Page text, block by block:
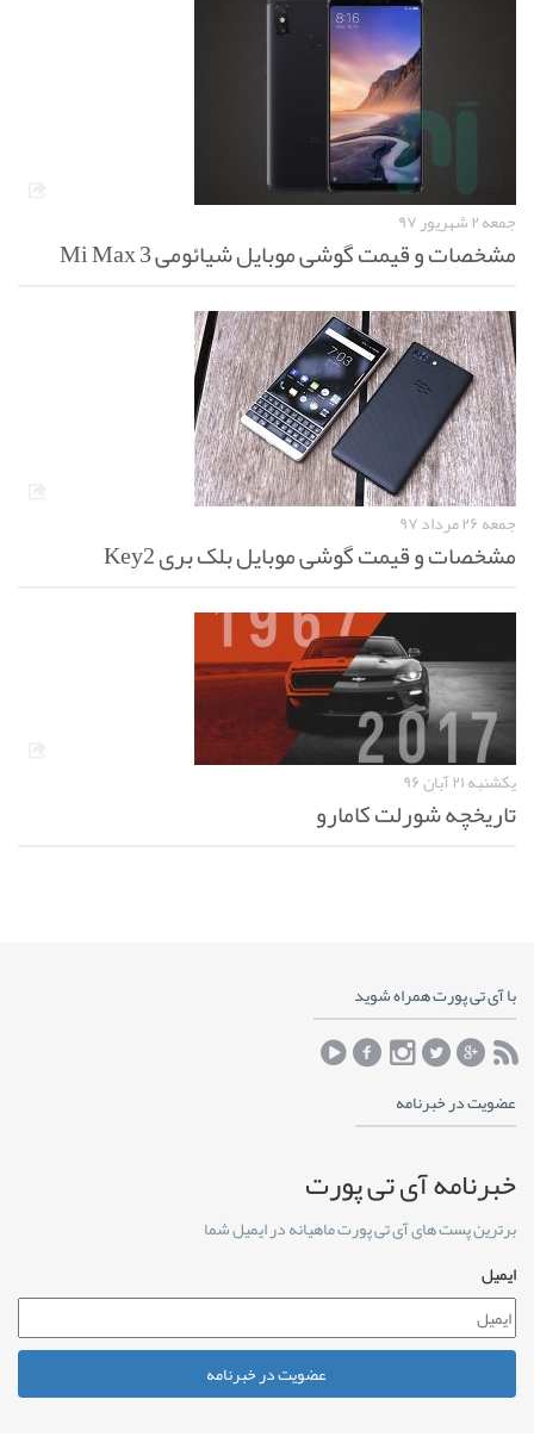
جمعه ۲ شهریور ۹۷
مشخصات و قیمت گوشی موبایل شیائومی Mi Max 3
جمعه ۲۶ مرداد ۹۷
مشخصات و قیمت گوشی موبایل بلک بری Key2
یکشنبه ۲۱ آبان ۹۶
تاریخچه شورلت کامارو
با آی تی پورت همراه شوید
عضویت در خبرنامه
خبرنامه آی تی پورت
برترین پست های آی تی پورت ماهیانه در ایمیل شما
ایمیل
عضویت در خبرنامه